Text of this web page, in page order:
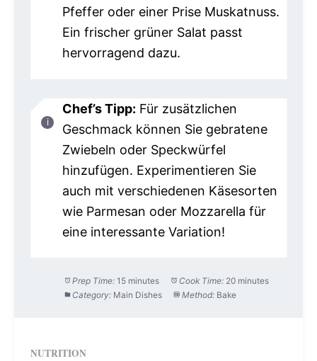
Pfeffer oder einer Prise Muskatnuss.
Ein frischer grüner Salat passt
hervorragend dazu.
Chef’s Tipp: Für zusätzlichen
Geschmack können Sie gebratene
Zwiebeln oder Speckwürfel
hinzufügen. Experimentieren Sie
auch mit verschiedenen Käsesorten
wie Parmesan oder Mozzarella für
eine interessante Variation!
Prep Time: 15 minutes Cook Time: 20 minutes
Category: Main Dishes Method: Bake
NUTRITION